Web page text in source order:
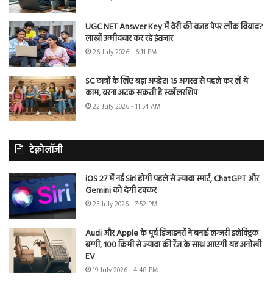
UGC NET Answer Key में देरी की वजह पेपर लीक विवाद?
लाखों उम्मीदवार कर रहे इंतजार
26 July 2026 - 6:11 PM
SC छात्रों के लिए बड़ा अपडेट! 15 अगस्त से पहले कर लें ये
काम, वरना अटक सकती है स्कॉलरशिप
22 July 2026 - 11:54 AM
टेक्नोलॉजी
iOS 27 में नई Siri होगी पहले से ज्यादा स्मार्ट, ChatGPT और
Gemini को देगी टक्कर
25 July 2026 - 7:52 PM
Audi और Apple के पूर्व डिजाइनरों ने बनाई लग्जरी इलेक्ट्रिक
बग्गी, 100 किमी से ज्यादा की रेंज के साथ आएगी यह अनोखी
EV
19 July 2026 - 4:48 PM